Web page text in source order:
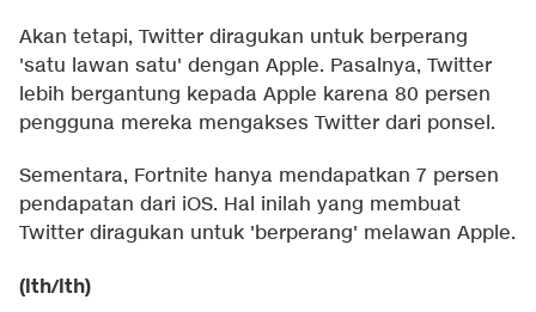
Akan tetapi, Twitter diragukan untuk berperang
'satu lawan satu' dengan Apple. Pasalnya, Twitter
lebih bergantung kepada Apple karena 80 persen
pengguna mereka mengakses Twitter dari ponsel.
Sementara, Fortnite hanya mendapatkan 7 persen
pendapatan dari iOS. Hal inilah yang membuat
Twitter diragukan untuk 'berperang' melawan Apple.
(lth/lth)